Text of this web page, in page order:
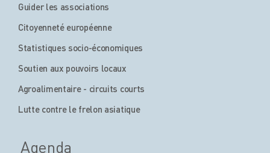
Guider les associations
Citoyenneté européenne
Statistiques socio-économiques
Soutien aux pouvoirs locaux
Agroalimentaire - circuits courts
Lutte contre le frelon asiatique
Agenda